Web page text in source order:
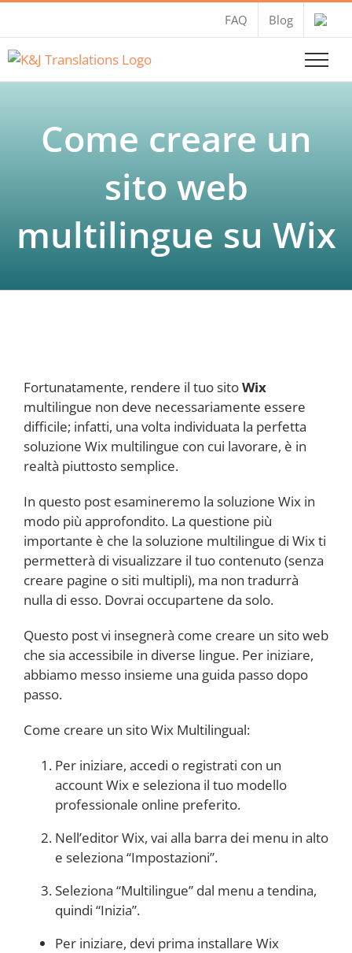
contenuto
FAQ Blog
Come creare un
sito web
multilingue su Wix
Fortunatamente, rendere il tuo sitoWix
multilingue non deve necessariamente essere
difficile; infatti, una volta individuata la perfetta
soluzione Wix multilingue con cui lavorare, è in
realtà piuttosto semplice.
In questo post esamineremo la soluzione Wix in
modo più approfondito. La questione più
importante è che la soluzione multilingue di Wix ti
permetterà di visualizzare il tuo contenuto (senza
creare pagine o siti multipli), ma non tradurrà
nulla di esso. Dovrai occupartene da solo.
Questo post vi insegnerà come creare un sito web
che sia accessibile in diverse lingue. Per iniziare,
abbiamo messo insieme una guida passo dopo
passo.
Come creare un sito Wix Multilingual:
Per iniziare, accedi o registrati con un
account Wix e seleziona il tuo modello
professionale online preferito.
Nell’editor Wix, vai alla barra dei menu in alto
e seleziona “Impostazioni”.
Seleziona “Multilingue” dal menu a tendina,
quindi “Inizia”.
Per iniziare, devi prima installare Wix